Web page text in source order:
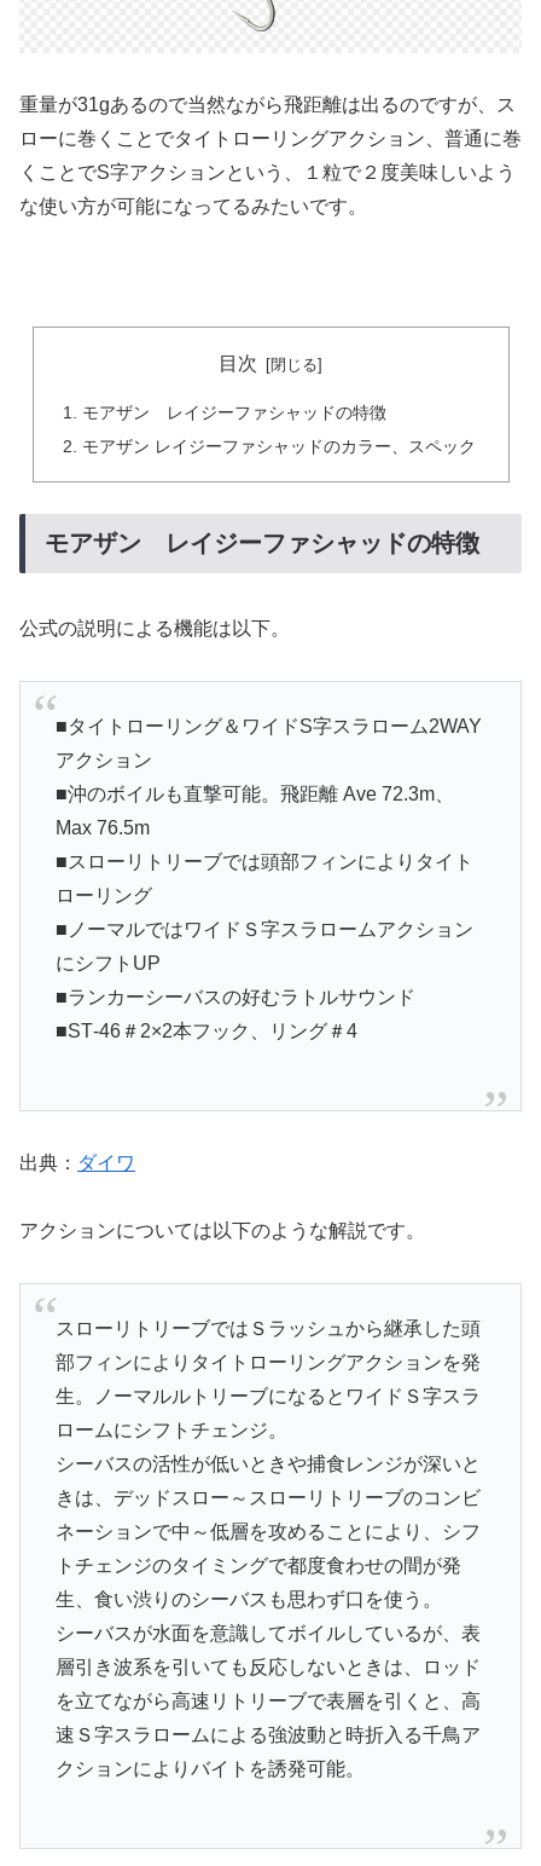
重量が31gあるので当然ながら飛距離は出るのですが、ス
ローに巻くことでタイトローリングアクション、普通に巻
くことでS字アクションという、１粒で２度美味しいよう
な使い方が可能になってるみたいです。
目次
モアザン レイジーファシャッドの特徴
モアザン レイジーファシャッドのカラー、スペック
モアザン レイジーファシャッドの特徴
公式の説明による機能は以下。
■タイトローリング＆ワイドS字スラローム2WAY
アクション
■沖のボイルも直撃可能。飛距離 Ave 72.3m、
Max 76.5m
■スローリトリーブでは頭部フィンによりタイト
ローリング
■ノーマルではワイドＳ字スラロームアクション
にシフトUP
■ランカーシーバスの好むラトルサウンド
■ST‐46＃2×2本フック、リング＃4
出典： ダイワ
アクションについては以下のような解説です。
スローリトリーブではＳラッシュから継承した頭
部フィンによりタイトローリングアクションを発
生。ノーマルルトリーブになるとワイドＳ字スラ
ロームにシフトチェンジ。
シーバスの活性が低いときや捕食レンジが深いと
きは、デッドスロー～スローリトリーブのコンビ
ネーションで中～低層を攻めることにより、シフ
トチェンジのタイミングで都度食わせの間が発
生、食い渋りのシーバスも思わず口を使う。
シーバスが水面を意識してボイルしているが、表
層引き波系を引いても反応しないときは、ロッド
を立てながら高速リトリーブで表層を引くと、高
速Ｓ字スラロームによる強波動と時折入る千鳥ア
クションによりバイトを誘発可能。